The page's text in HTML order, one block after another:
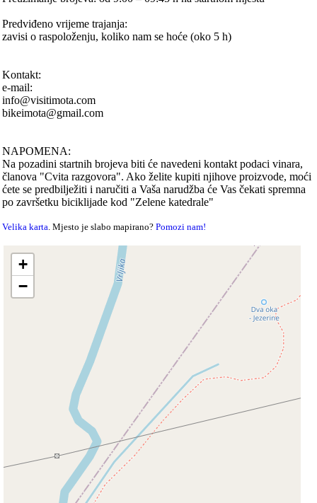
Predviđeno vrijeme trajanja:
zavisi o raspoloženju, koliko nam se hoće (oko 5 h)
Kontakt:
e-mail:
info@visitimota.com
bikeimota@gmail.com
NAPOMENA:
Na pozadini startnih brojeva biti će navedeni kontakt podaci vinara,
članova "Cvita razgovora". Ako želite kupiti njihove proizvode, moći
ćete se predbilježiti i naručiti a Vaša narudžba će Vas čekati spremna
po završetku biciklijade kod "Zelene katedrale"
Velika karta. Mjesto je slabo mapirano?Pomozi nam!
+
−